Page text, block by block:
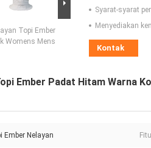
Topi Ember
Womens Mens
Syarat-syarat
Menyediakan
Kontak
Ember Padat Hitam Warna
Ember Nelayan